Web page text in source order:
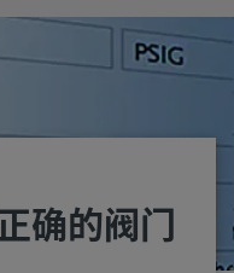
确的阀门